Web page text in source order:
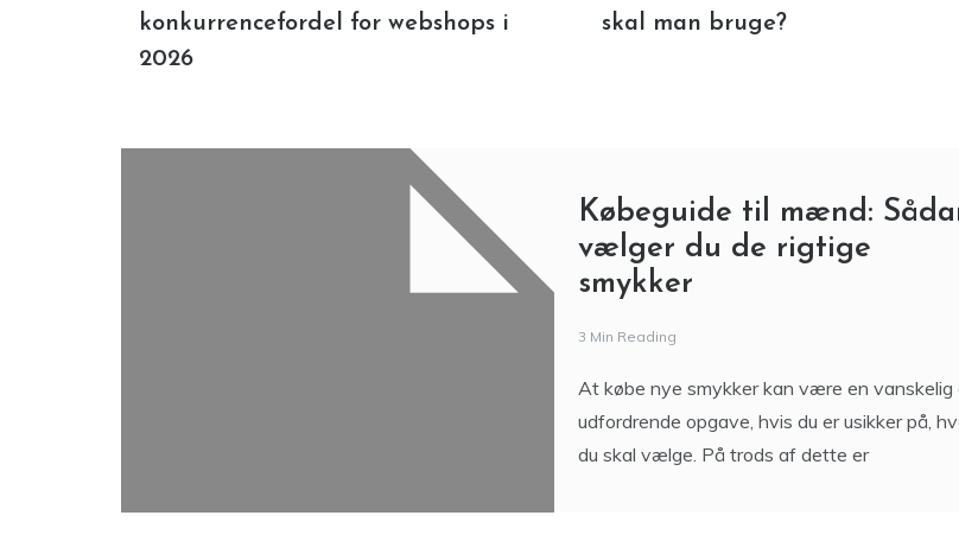
Blog
2026
Blog
Købeguide til mænd: Sådan
vælger du de rigtige
smykker
3 Min Reading